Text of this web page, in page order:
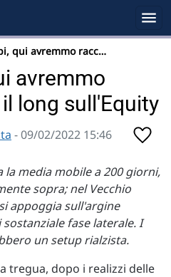
qui avremmo racc…
avremmo
long sull'Equity
- 09/02/2022 15:46
la media mobile a 200 giorni,
sopra; nel Vecchio
appoggia sull'argine
fase laterale. I
un setup rialzista.
tregua, dopo i realizzi delle